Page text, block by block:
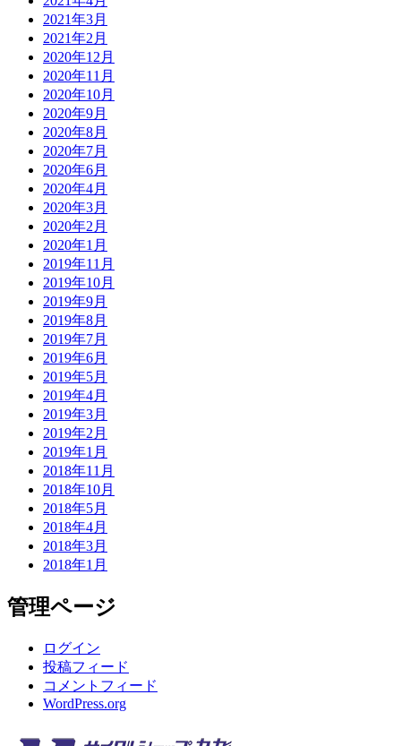
2021年3月
2021年2月
2020年12月
2020年11月
2020年10月
2020年9月
2020年8月
2020年7月
2020年6月
2020年4月
2020年3月
2020年2月
2020年1月
2019年11月
2019年10月
2019年9月
2019年8月
2019年7月
2019年6月
2019年5月
2019年4月
2019年3月
2019年2月
2019年1月
2018年11月
2018年10月
2018年5月
2018年4月
2018年3月
2018年1月
管理ページ
ログイン
投稿フィード
コメントフィード
WordPress.org